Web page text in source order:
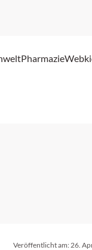
Pharmazie
Veröffentlicht am:26.